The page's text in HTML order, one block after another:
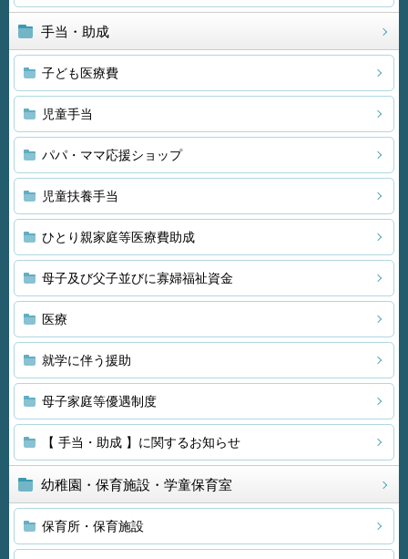
手当・助成
子ども医療費
児童手当
パパ・ママ応援ショップ
児童扶養手当
ひとり親家庭等医療費助成
母子及び父子並びに寡婦福祉資金
医療
就学に伴う援助
母子家庭等優遇制度
【 手当・助成 】に関するお知らせ
幼稚園・保育施設・学童保育室
保育所・保育施設